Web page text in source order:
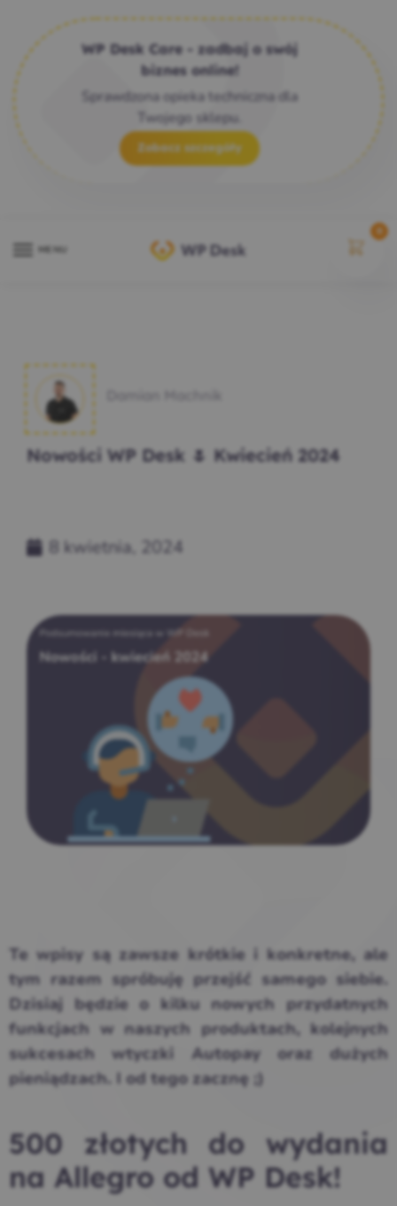
WP Desk Care - zadbaj o swój
biznes online!
Sprawdzona opieka techniczna dla
Twojego sklepu.
Zobacz szczegóły
Nowości WP Desk 🌷 Kwiecień 2024
8 kwietnia, 2024
Te wpisy są zawsze krótkie i konkretne, ale
tym razem spróbuję przejść samego siebie.
Dzisiaj będzie o kilku nowych przydatnych
funkcjach w naszych produktach, kolejnych
sukcesach wtyczki Autopay oraz dużych
pieniądzach. I od tego zacznę ;)
500 złotych do wydania
na Allegro od WP Desk!